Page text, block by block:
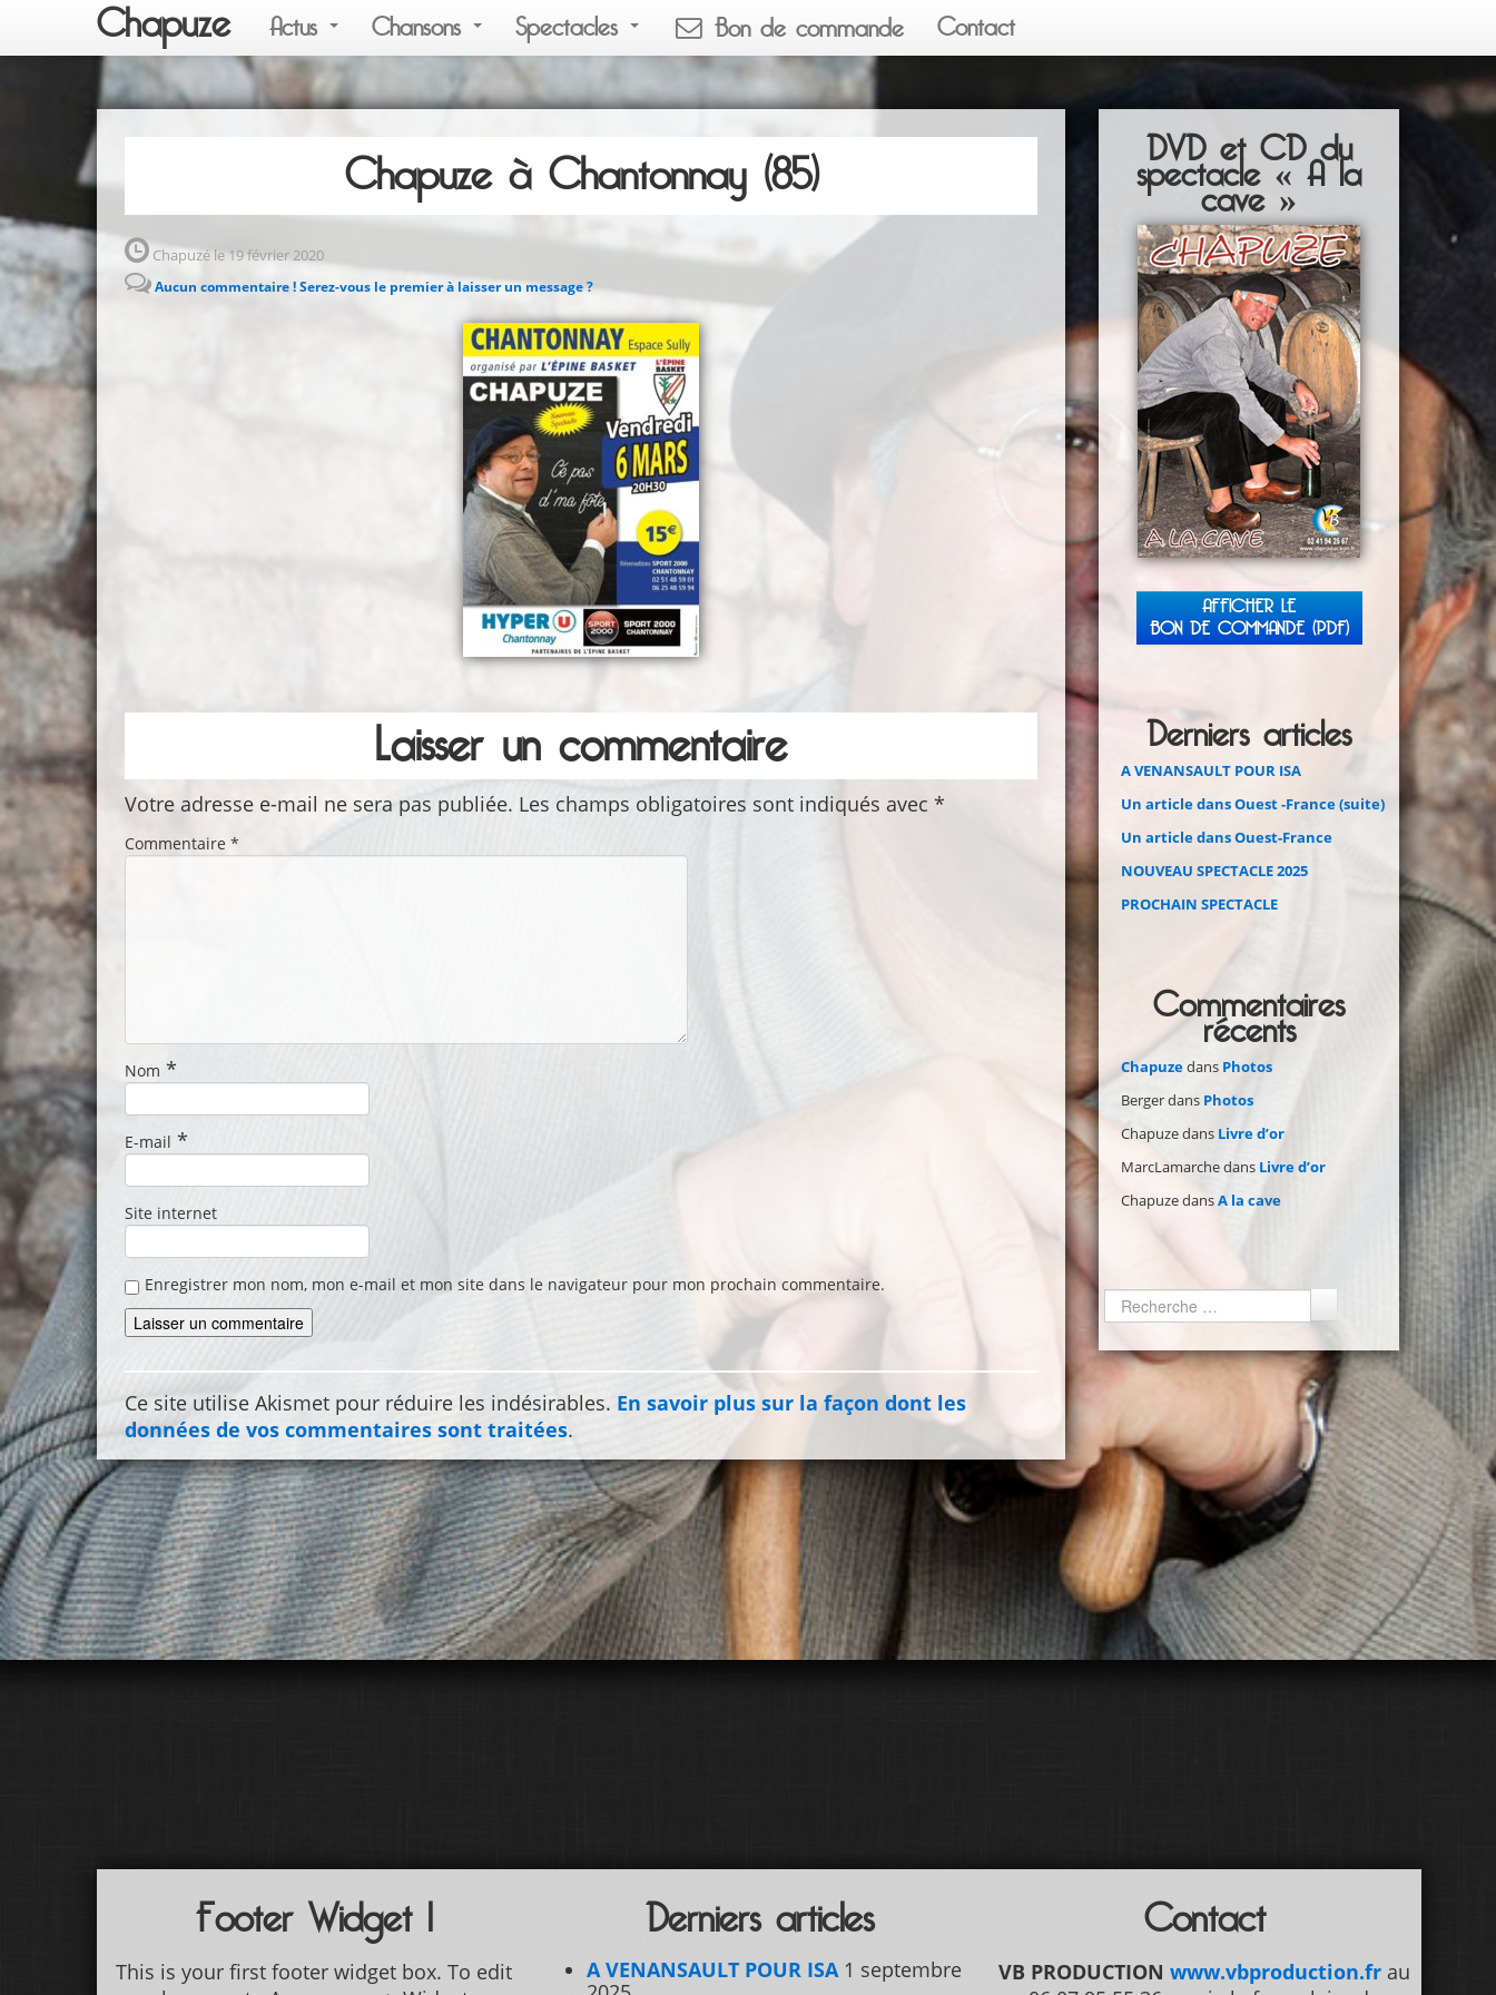
Chapuze Actus Chansons Spectacles Bon de commande Contact
Chapuze à Chantonnay (85)
Chapuzé le 19 février 2020
Aucun commentaire ! Serez-vous le premier à laisser un message ?
Laisser un commentaire
Votre adresse e-mail ne sera pas publiée. Les champs obligatoires sont indiqués avec *
Commentaire *
Nom *
E-mail *
Site internet
Enregistrer mon nom, mon e-mail et mon site dans le navigateur pour mon prochain commentaire.
Ce site utilise Akismet pour réduire les indésirables. En savoir plus sur la façon dont les
données de vos commentaires sont traitées.
DVD et CD du
spectacle « A la
cave »
AFFICHER LE
BON DE COMMANDE (PDF)
Derniers articles
A VENANSAULT POUR ISA
Un article dans Ouest -France (suite)
Un article dans Ouest-France
NOUVEAU SPECTACLE 2025
PROCHAIN SPECTACLE
Commentaires
récents
Chapuzedans Photos
Bergerdans Photos
Chapuzedans Livre d’or
MarcLamarchedans Livre d’or
ChapuzedansA la cave
Footer Widget 1
This is your first footer widget box. To edit
Derniers articles
A VENANSAULT POUR ISA 1 septembre
Contact
VB PRODUCTION www.vbproduction.fr au